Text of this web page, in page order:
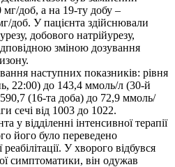
мг/доб, а на 19-ту добу –
доб. У пацієнта здійснювали
добового натрійурезу,
зміною дозування
наступних показників: рівня
22:00) до 143,4 ммоль/л (30-й
(16-та доба) до 72,9 ммоль/
сечі від 1003 до 1022.
у відділенні інтенсивної терапії
його було переведено
У хворого відбувся
симптоматики, він одужав